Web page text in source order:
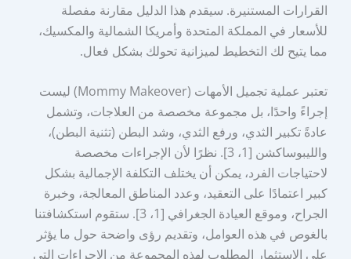
القرارات المستنيرة. سيقدم هذا الدليل مقارنة مفصلة
للأسعار في المملكة المتحدة وأمريكا الشمالية والمكسيك،
مما يتيح لك التخطيط لميزانية تحولك بشكل فعال.
تعتبر عملية تجميل الأمهات (Mommy Makeover) ليست
إجراءً واحدًا، بل مجموعة مخصصة من العلاجات، وتشمل
عادةً تكبير الثدي، ورفع الثدي، وشد البطن (تثنية البطن)،
والليبوساكشن [1، 3]. نظرًا لأن الإجراءات مخصصة
لاحتياجات الفرد، يمكن أن يختلف التكلفة الإجمالية بشكل
كبير اعتمادًا على التعقيد، وعدد المناطق المعالجة، وخبرة
الجراح، وموقع العيادة الجغرافي [1، 3]. ستقوم استكشافتنا
بالغوص في هذه العوامل، وتقديم رؤى واضحة حول ما يؤثر
على الاستثمار المطلوب لهذه المجموعة من الإجراءات التي